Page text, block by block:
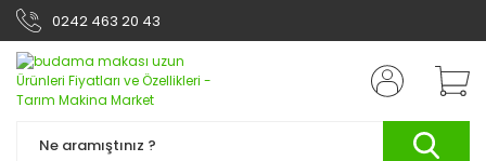
0242 463 20 43